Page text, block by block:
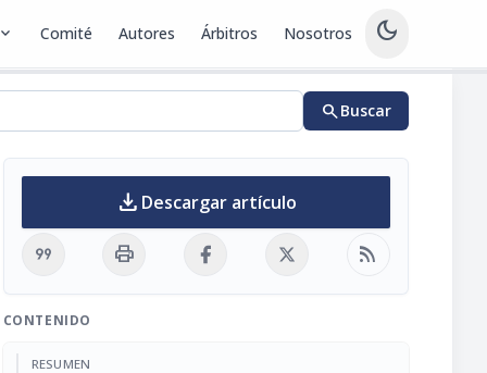
expand_more Comité Autores Árbitros Nosotros dark_mode
searchBuscar
download Descargar artículo
format_quote print rss_feed
CONTENIDO
RESUMEN